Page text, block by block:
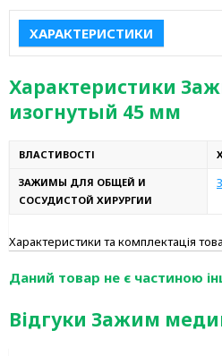
ХАРАКТЕРИСТИКИ
Характеристики
изогнутый 45 мм
ВЛАСТИВОСТІ
ЗАЖИМЫ ДЛЯ ОБЩЕЙ И
СОСУДИСТОЙ ХИРУРГИИ
Характеристики та комплектація
Даний товар не є частиною
Відгуки Зажим